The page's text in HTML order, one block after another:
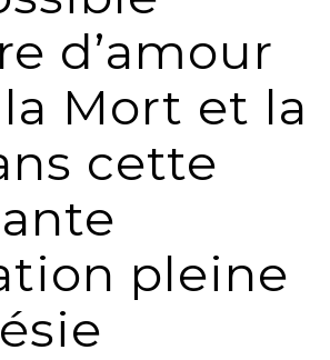
d’amour
Mort et la
cette
pleine